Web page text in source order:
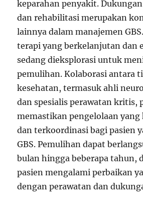
keparahan penyakit.
dan rehabilitasi merupakan
lainnya dalam manajemen
terapi yang berkelanjutan dan
sedang dieksplorasi untuk
pemulihan. Kolaborasi antara
kesehatan, termasuk ahli
dan spesialis perawatan kritis,
memastikan pengelolaan
dan terkoordinasi bagi pasien
GBS. Pemulihan dapat
bulan hingga beberapa tahun,
pasien mengalami perbaikan
dengan perawatan dan